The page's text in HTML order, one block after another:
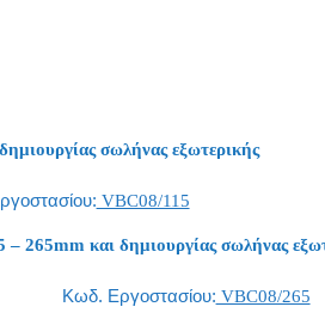
σωλήνας εξωτερικής
VBC08/115
265mm και δημιουργίας σωλήνας
Κωδ. Εργοστασίου: VBC08/265